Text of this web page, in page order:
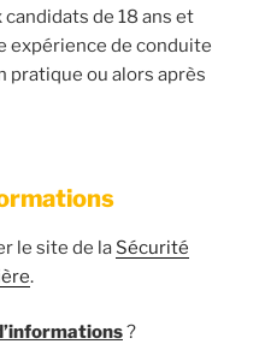
de 18 ans et
expérience de conduite
pratique ou alors après
le site de la Sécurité
.
?